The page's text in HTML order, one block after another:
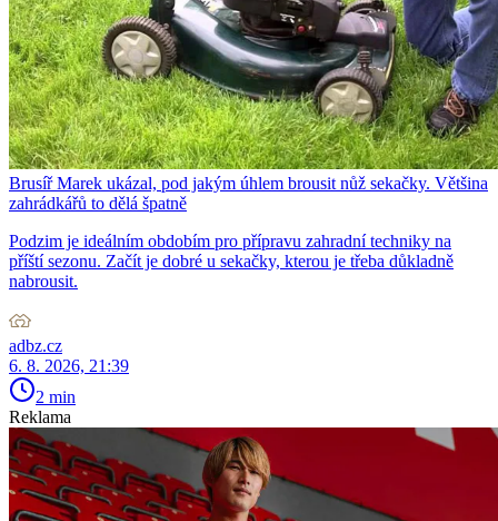
Brusíř Marek ukázal, pod jakým úhlem brousit nůž sekačky. Většina
zahrádkářů to dělá špatně
Podzim je ideálním obdobím pro přípravu zahradní techniky na
příští sezonu. Začít je dobré u sekačky, kterou je třeba důkladně
nabrousit.
adbz.cz
6. 8. 2026, 21:39
2 min
Reklama